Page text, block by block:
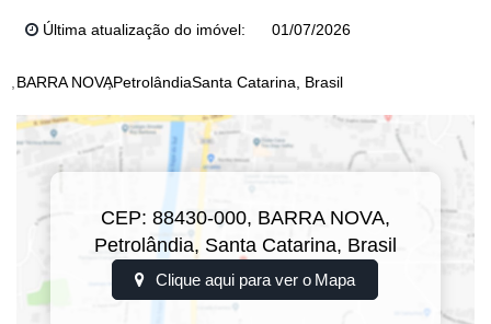
Última atualização do imóvel: 01/07/2026
BARRA NOVAPetrolândiaSanta Catarina, Brasil
CEP: 88430-000, BARRA NOVA,
Petrolândia, Santa Catarina, Brasil
Clique aqui para ver o Mapa